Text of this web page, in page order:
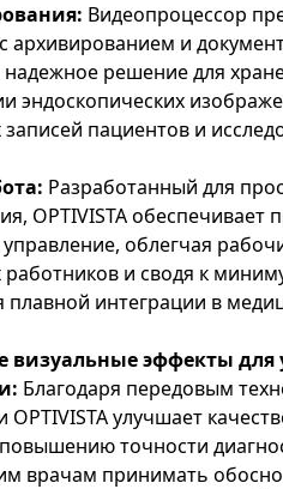
Видеопроцессор
архивированием и
решение для
эндоскопических
пациентов и
Разработанный для
OPTIVISTA обеспечивает
облегчая
работников и сводя к
плавной интеграции в
визуальные эффекты для
Благодаря передовым
OPTIVISTA улучшает
точности
врачам принимать